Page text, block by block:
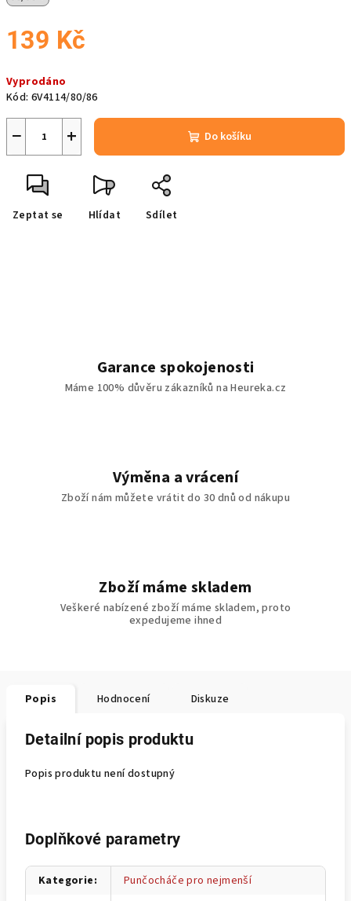
139 Kč
cena:
Vyprodáno
Kód: 6V4114/80/86
+
− Do košíku
Zeptat se Hlídat Sdílet
Garance spokojenosti
Máme 100% důvěru zákazníků na Heureka.cz
Výměna a vrácení
Zboží nám můžete vrátit do 30 dnů od nákupu
Zboží máme skladem
Veškeré nabízené zboží máme skladem, proto
expedujeme ihned
Popis Hodnocení Diskuze
Detailní popis produktu
Popis produktu není dostupný
Doplňkové parametry
Kategorie:
Punčocháče pro nejmenší